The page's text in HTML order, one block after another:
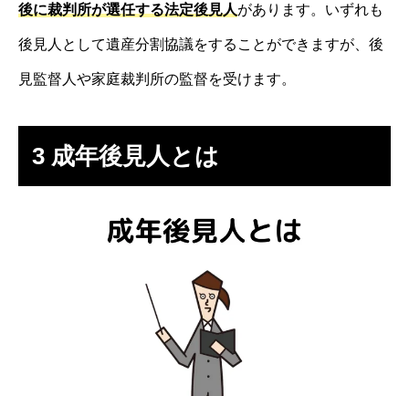
後に裁判所が選任する法定後見人があります。いずれも
後見人として遺産分割協議をすることができますが、後
見監督人や家庭裁判所の監督を受けます。
3 成年後見人とは